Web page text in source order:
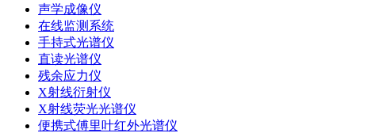
声学成像仪
在线监测系统
手持式光谱仪
直读光谱仪
残余应力仪
X射线衍射仪
X射线荧光光谱仪
便携式傅里叶红外光谱仪